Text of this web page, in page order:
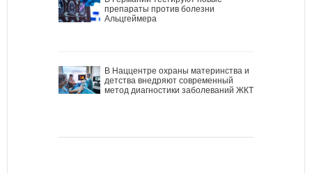
препараты против болезни
Альцгеймера
В Наццентре охраны материнства и
детства внедряют современный
метод диагностики заболеваний ЖКТ